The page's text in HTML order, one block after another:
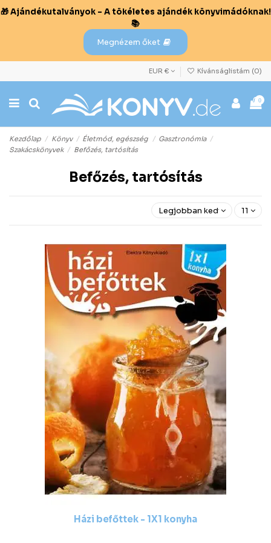
🎁 Ajándékutalványok – A tökéletes ajándék könyvimádóknak!
📚
Megnézem őket
EUR € Kívánságlistám (0)
0
Kezdőlap Könyv Életmód, egészség
Gasztronómia
Szakácskönyvek
Befőzés, tartósítás
Befőzés, tartósítás
Legjobban kedvelt előre
11
Házi befőttek - 1X1 konyha